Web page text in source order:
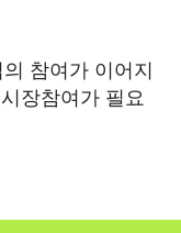
참여가 이어지
장참여가 필요